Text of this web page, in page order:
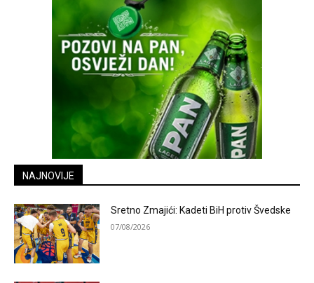
NAJNOVIJE
Sretno Zmajići: Kadeti BiH protiv Švedske
07/08/2026